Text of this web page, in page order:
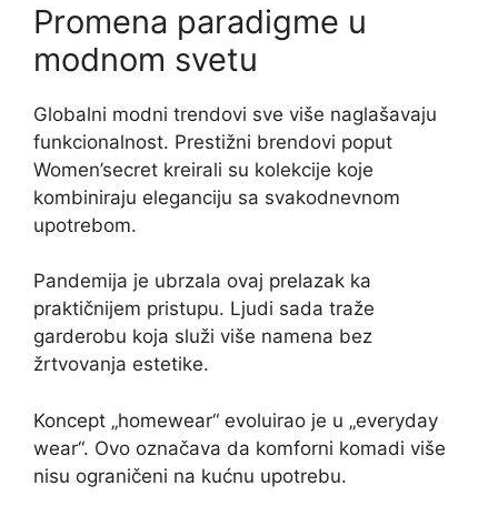
Promena paradigme u
modnom svetu
Globalni modni trendovi sve više naglašavaju
funkcionalnost. Prestižni brendovi poput
Women’secret kreirali su kolekcije koje
kombiniraju eleganciju sa svakodnevnom
upotrebom.
Pandemija je ubrzala ovaj prelazak ka
praktičnijem pristupu. Ljudi sada traže
garderobu koja služi više namena bez
žrtvovanja estetike.
Koncept „homewear“ evoluirao je u „everyday
wear“. Ovo označava da komforni komadi više
nisu ograničeni na kućnu upotrebu.